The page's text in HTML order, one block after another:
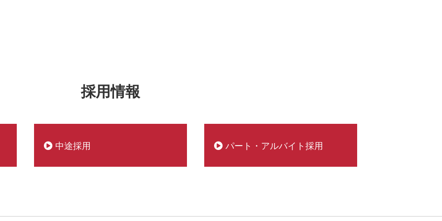
採用情報
中途採用 パート・アルバイト採用